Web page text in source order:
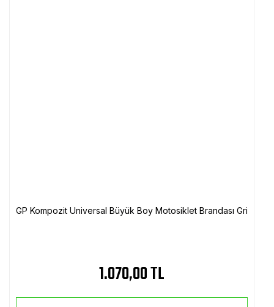
GP Kompozit Universal Büyük Boy Motosiklet Brandası Gri
1.070,00 TL